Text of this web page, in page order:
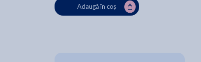
Adaugă în coș